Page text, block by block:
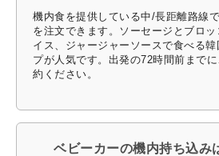
機内食を提供している中/長距離路線
を注文できます。ソーセージとブロ
イス、ジャージャーソースで食べる
プが人気です。出発の72時間前まで
約ください。
ベビーカーの機内持ち込み